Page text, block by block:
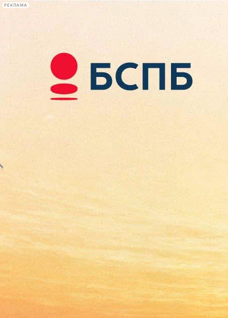
РЕКЛАМА
Сегодня:
2026.08.07
10:40
Афиша Plus